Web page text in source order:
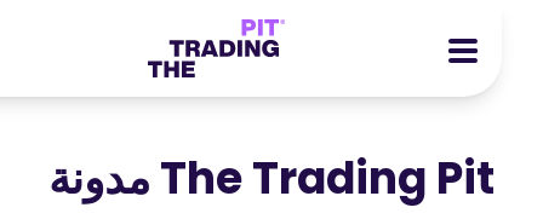
العقود الآجلة
ES
IT
JA
The Trading Pit مدونة